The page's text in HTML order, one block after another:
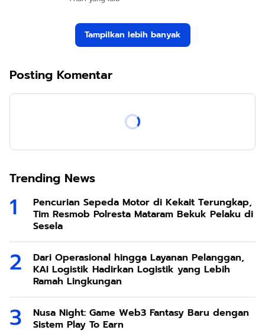
Tampilkan lebih banyak
Posting Komentar
Trending News
Pencurian Sepeda Motor di Kekait Terungkap,
Tim Resmob Polresta Mataram Bekuk Pelaku di
Sesela
Dari Operasional hingga Layanan Pelanggan,
KAI Logistik Hadirkan Logistik yang Lebih
Ramah Lingkungan
Nusa Night: Game Web3 Fantasy Baru dengan
Sistem Play To Earn